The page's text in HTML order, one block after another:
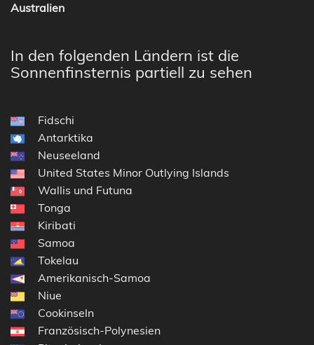
Australien
In den folgenden Ländern ist die
Sonnenfinsternis partiell zu sehen
Fidschi
Antarktika
Neuseeland
United States Minor Outlying Islands
Wallis und Futuna
Tonga
Kiribati
Samoa
Tokelau
Amerikanisch-Samoa
Niue
Cookinseln
Französisch-Polynesien